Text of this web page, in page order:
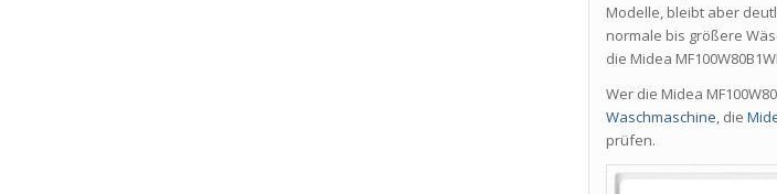
Modelle, bleibt aber
normale bis größere
die Midea
Wer die Midea
Waschmaschine, die
prüfen.